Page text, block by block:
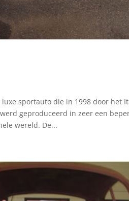
luxe sportauto die in 1998 door het
geproduceerd in zeer een
wereld. De...